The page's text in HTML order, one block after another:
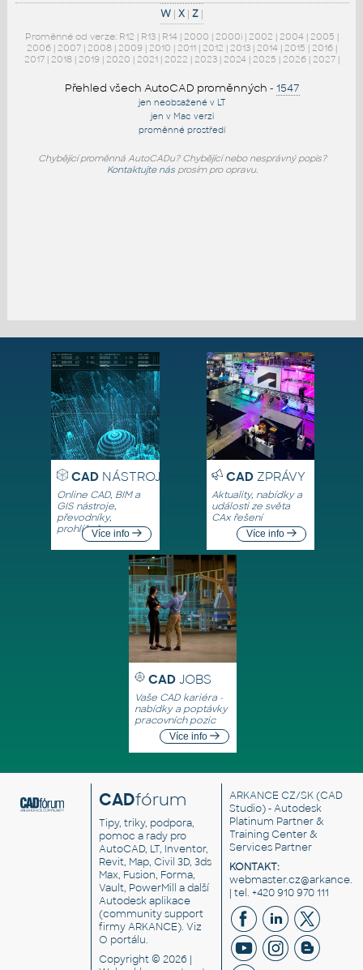
W | X | Z |
Proměnné od verze: R12 | R13 | R14 | 2000 | 2000i | 2002 | 2004 | 2005 |
2006 | 2007 | 2008 | 2009 | 2010 | 2011 | 2012 | 2013 | 2014 | 2015 | 2016 |
2017 | 2018 | 2019 | 2020 | 2021 | 2022 | 2023 | 2024 | 2025 | 2026 | 2027 |
Přehled všech AutoCAD proměnných - 1547
jen neobsažené v LT
jen v Mac verzi
proměnné prostředí
Chybějící proměnná AutoCADu? Chybějící nebo nesprávný popis?
Kontaktujte násprosím pro opravu.
CADNÁSTROJE
Online CAD, BIM a
GIS nástroje,
převodníky,
prohlížečeVíce info
CADZPRÁVY
Aktuality, nabídky a
události ze světa
CAx řešení
Více info
CAD JOBS
Vaše CAD kariéra -
nabídky a poptávky
pracovních pozic
Více info
CADfórum
Tipy, triky, podpora,
pomoc a rady pro
AutoCAD, LT, Inventor,
Revit, Map, Civil 3D, 3ds
Max, Fusion, Forma,
Vault, PowerMill a další
Autodesk aplikace
(community support
firmy ARKANCE). Viz
O portálu.
Copyright © 2026 |
ARKANCE CZ/SK(CAD
Studio) - Autodesk
Platinum Partner &
Training Center &
Services Partner
KONTAKT:
| tel. +420 910 970 111